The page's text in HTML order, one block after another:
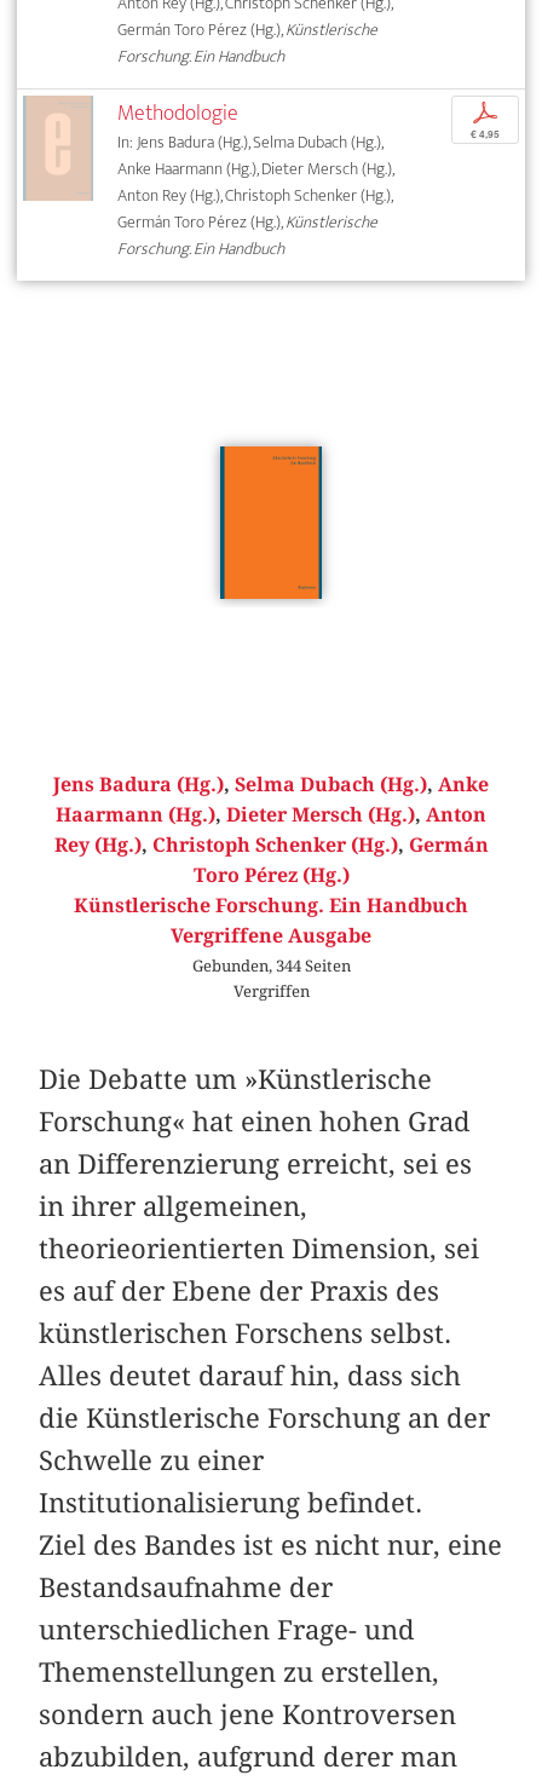
Germán Toro Pérez (Hg.),Künstlerische
Forschung. Ein Handbuch
Methodologie
In: Jens Badura (Hg.), Selma Dubach (Hg.),
Anke Haarmann (Hg.), Dieter Mersch (Hg.),
Anton Rey (Hg.), Christoph Schenker (Hg.),
Germán Toro Pérez (Hg.),Künstlerische
Forschung. Ein Handbuch
p
€ 4,95
Jens Badura (Hg.), Selma Dubach (Hg.), Anke
Haarmann (Hg.), Dieter Mersch (Hg.), Anton
Rey (Hg.), Christoph Schenker (Hg.), Germán
Toro Pérez (Hg.)
Künstlerische Forschung. Ein Handbuch
Vergriffene Ausgabe
Gebunden, 344 Seiten
Vergriffen
Die Debatte um »Künstlerische
Forschung« hat einen hohen Grad
an Differenzierung erreicht, sei es
in ihrer allgemeinen,
theorieorientierten Dimension, sei
es auf der Ebene der Praxis des
künstlerischen Forschens selbst.
Alles deutet darauf hin, dass sich
die Künstlerische Forschung an der
Schwelle zu einer
Institutionalisierung befindet.
Ziel des Bandes ist es nicht nur, eine
Bestandsaufnahme der
unterschiedlichen Frage- und
Themenstellungen zu erstellen,
sondern auch jene Kontroversen
abzubilden, aufgrund derer man